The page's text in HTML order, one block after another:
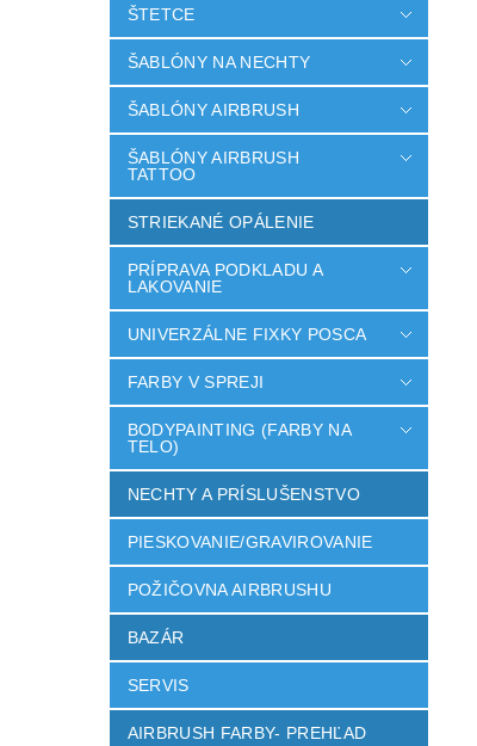
ŠTETCE
ŠABLÓNY NA NECHTY
ŠABLÓNY AIRBRUSH
ŠABLÓNY AIRBRUSH
TATTOO
STRIEKANÉ OPÁLENIE
PRÍPRAVA PODKLADU A
LAKOVANIE
UNIVERZÁLNE FIXKY POSCA
FARBY V SPREJI
BODYPAINTING (FARBY NA
TELO)
NECHTY A PRÍSLUŠENSTVO
PIESKOVANIE/GRAVIROVANIE
POŽIČOVNA AIRBRUSHU
BAZÁR
SERVIS
AIRBRUSH FARBY- PREHĽAD